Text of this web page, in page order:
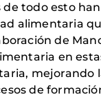
todo esto
alimentaria
de
en
mejorando
de